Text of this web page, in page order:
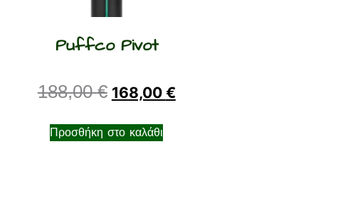
Puffco Pivot
188,00€ 168,00 €
Προσθήκη στο καλάθι